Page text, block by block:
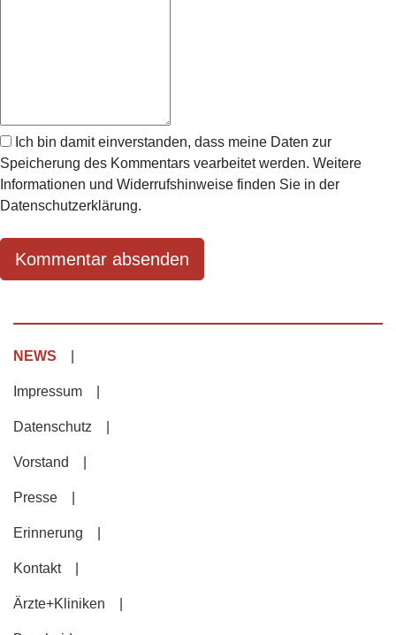
Ich bin damit einverstanden, dass meine Daten zur
Speicherung des Kommentars vearbeitet werden. Weitere
Informationen und Widerrufshinweise finden Sie in der
Datenschutzerklärung.
NEWS
Impressum
Datenschutz
Vorstand
Presse
Erinnerung
Kontakt
Ärzte+Kliniken